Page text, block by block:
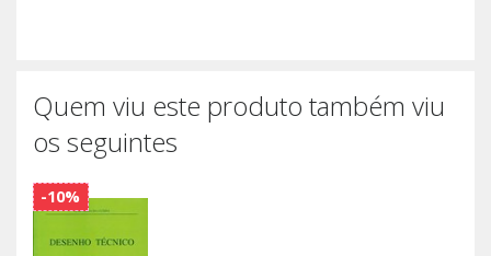
Quem viu este produto também viu
os seguintes
-10%